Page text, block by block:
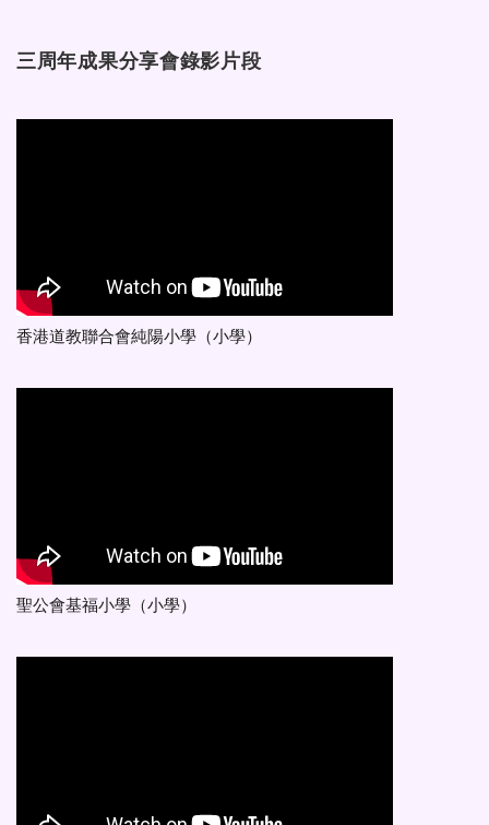
三周年成果分享會錄影片段
香港道教聯合會純陽小學（小學）
聖公會基福小學（小學）